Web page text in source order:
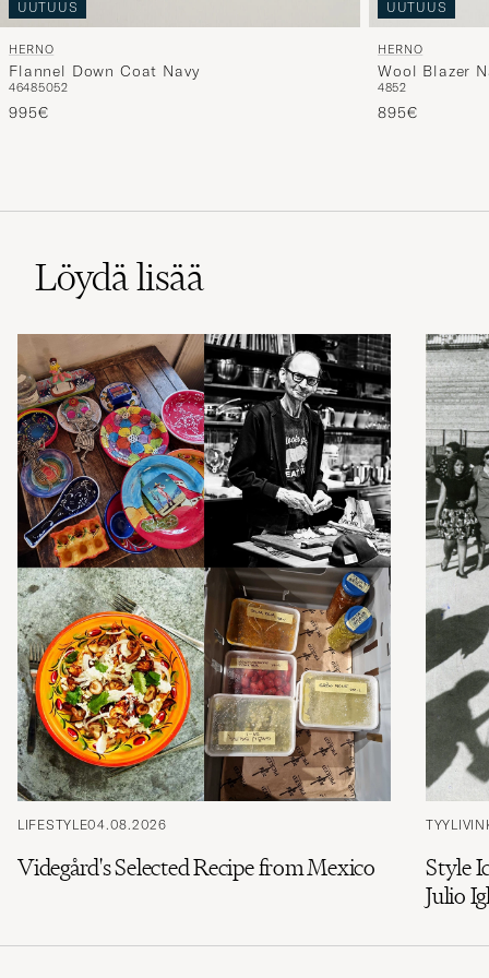
UUTUUS
HERNO
Flannel Down Coat Navy
46485052
995€
UUTUUS
HERNO
Wool Blazer
4852
895€
Löydä lisää
LIFESTYLE04.08.2026
Videgård's Selected Recipe from Mexico
Style
Julio